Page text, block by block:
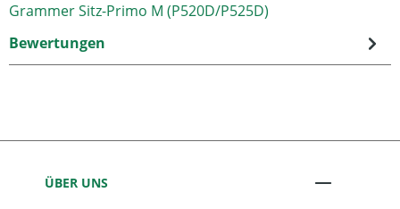
Grammer Sitz-Primo M (P520D/P525D)
Bewertungen
ÜBER UNS